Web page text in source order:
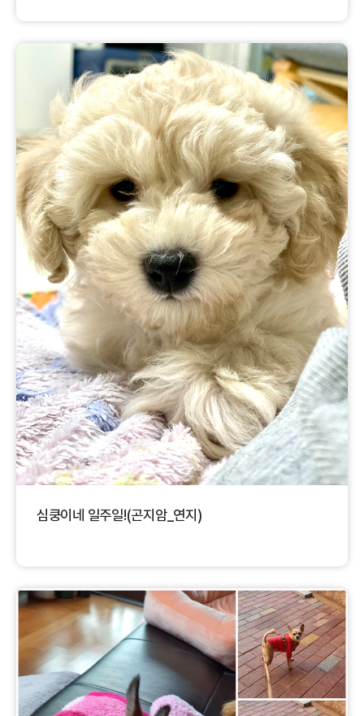
심쿵이네 일주일!(곤지암_연지)